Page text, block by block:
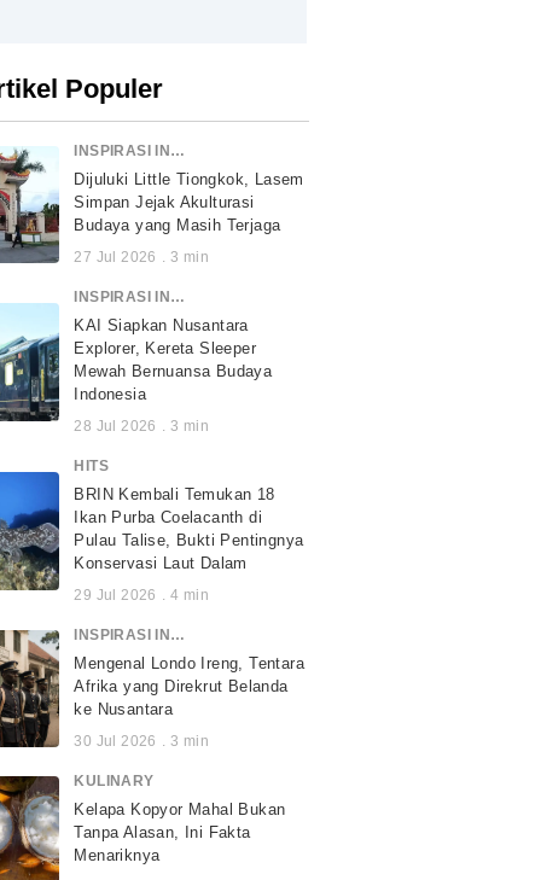
Populer
INSPIRASI INDONESIA
Dijuluki Little Tiongkok, Lasem
Simpan Jejak Akulturasi
Budaya yang Masih Terjaga
27 Jul 2026 . 3 min
INSPIRASI INDONESIA
KAI Siapkan Nusantara
Explorer, Kereta Sleeper
Mewah Bernuansa Budaya
Indonesia
28 Jul 2026 . 3 min
HITS
BRIN Kembali Temukan 18
Ikan Purba Coelacanth di
Pulau Talise, Bukti Pentingnya
Konservasi Laut Dalam
29 Jul 2026 . 4 min
INSPIRASI INDONESIA
Mengenal Londo Ireng, Tentara
Afrika yang Direkrut Belanda
ke Nusantara
30 Jul 2026 . 3 min
KULINARY
Kelapa Kopyor Mahal Bukan
Tanpa Alasan, Ini Fakta
Menariknya